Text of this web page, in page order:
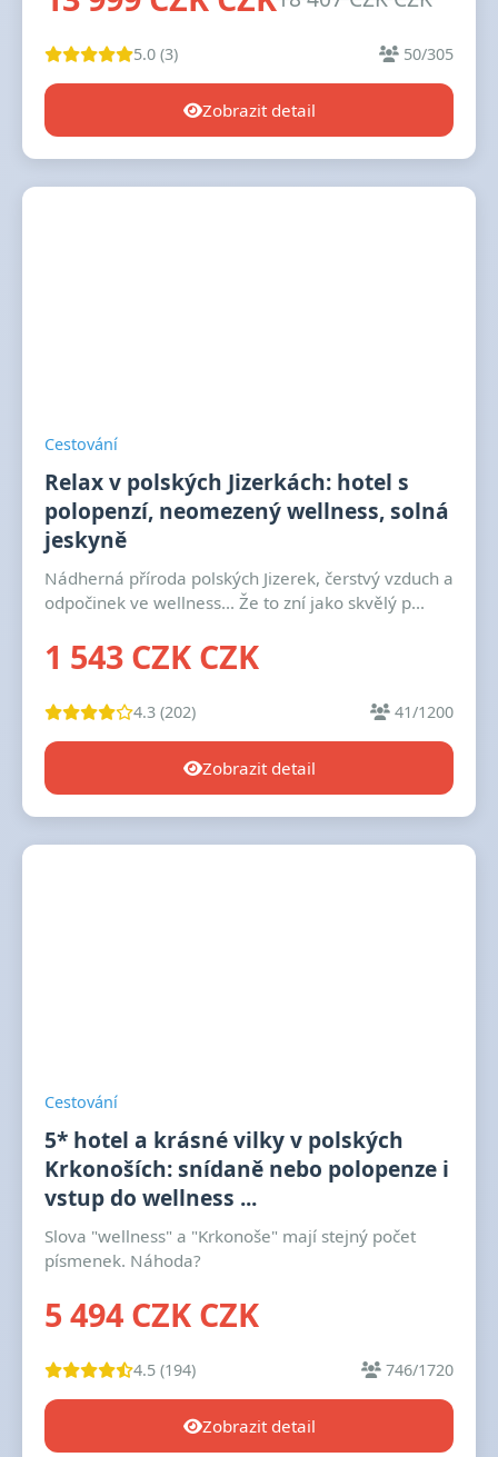
5.0 (3) 50/305
Zobrazit detail
Cestování
Relax v polských Jizerkách: hotel s
polopenzí, neomezený wellness, solná
jeskyně
Nádherná příroda polských Jizerek, čerstvý vzduch a
odpočinek ve wellness... Že to zní jako skvělý p...
1 543 CZK CZK
4.3 (202) 41/1200
Zobrazit detail
Cestování
5* hotel a krásné vilky v polských
Krkonoších: snídaně nebo polopenze i
vstup do wellness ...
Slova "wellness" a "Krkonoše" mají stejný počet
písmenek. Náhoda?
5 494 CZK CZK
4.5 (194) 746/1720
Zobrazit detail